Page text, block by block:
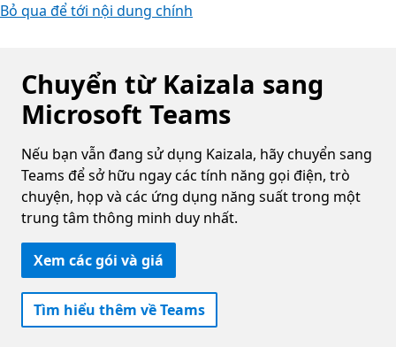
Bỏ qua để tới nội dung chính
Chuyển từ Kaizala sang
Microsoft Teams
Nếu bạn vẫn đang sử dụng Kaizala, hãy chuyển sang
Teams để sở hữu ngay các tính năng gọi điện, trò
chuyện, họp và các ứng dụng năng suất trong một
trung tâm thông minh duy nhất.
Xem các gói và giá
Tìm hiểu thêm về Teams